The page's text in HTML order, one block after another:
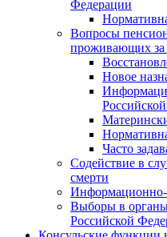
Федерации
Вопросы
проживающих
Новое
Часто
Содействие в
смерти
Информационно-
Выборы в органы
Российской